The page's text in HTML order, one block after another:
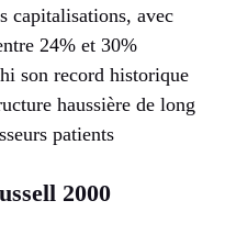
capitalisations, avec
24% et 30%
son record historique
haussière de long
patients
2000